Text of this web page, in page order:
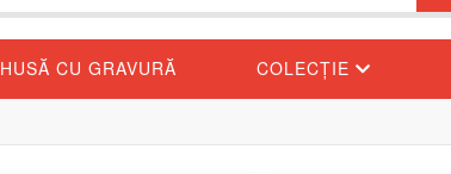
HUSĂ CU GRAVURĂ COLECȚIE